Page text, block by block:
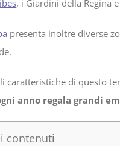
, i Giardini della Regina
presenta inoltre diverse
caratteristiche di questo
anno regala grandi
contenuti